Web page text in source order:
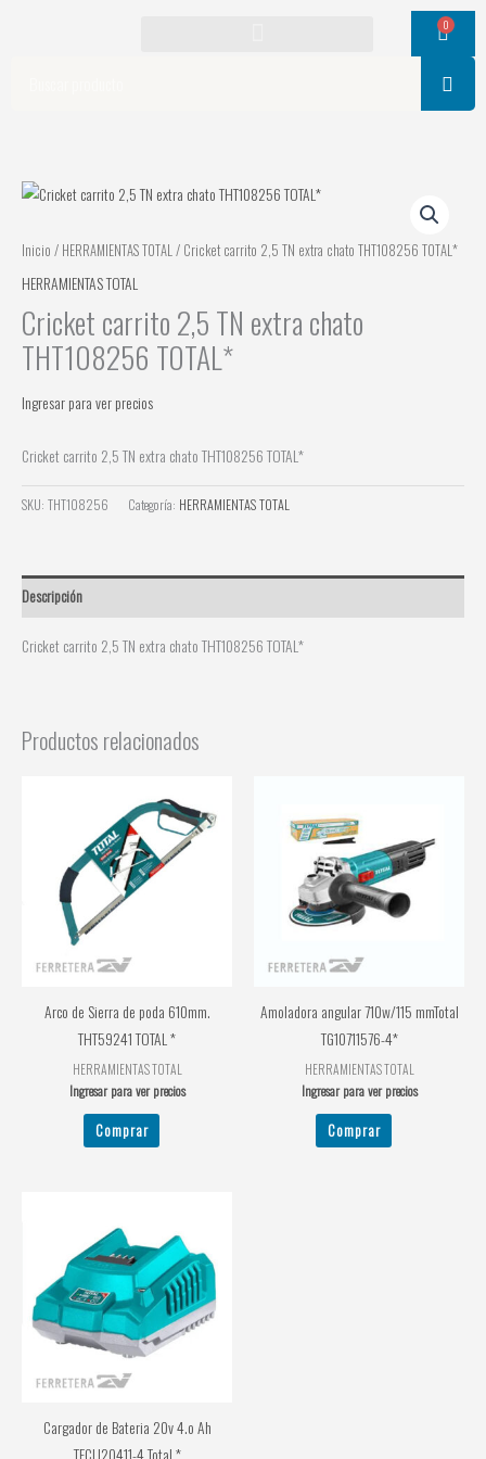
0
Cart
Inicio / HERRAMIENTAS TOTAL/ Cricket carrito 2,5 TN extra chato THT108256 TOTAL*
HERRAMIENTAS TOTAL
Cricket carrito 2,5 TN extra chato
THT108256 TOTAL*
Ingresar para ver precios
Cricket carrito 2,5 TN extra chato THT108256 TOTAL*
SKU: THT108256 Categoría: HERRAMIENTAS TOTAL
Descripción
Cricket carrito 2,5 TN extra chato THT108256 TOTAL*
Productos relacionados
Arco de Sierra de poda 610mm.
THT59241 TOTAL *
HERRAMIENTAS TOTAL
Ingresar para ver precios
Comprar
Amoladora angular 710w/115 mmTotal
TG10711576-4*
HERRAMIENTAS TOTAL
Ingresar para ver precios
Comprar
Cargador de Bateria 20v 4.o Ah